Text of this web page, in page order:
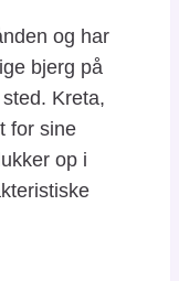
og har
bjerg på
Kreta,
for sine
op i